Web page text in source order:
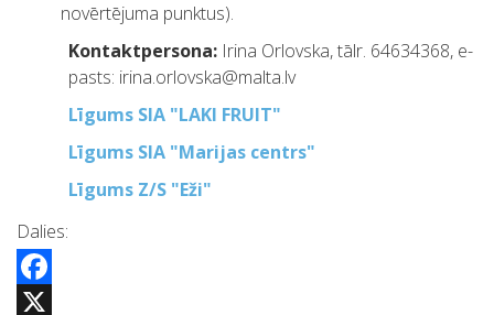
novērtējuma punktus).
Kontaktpersona: Irina Orlovska, tālr. 64634368, e-
pasts: irina.orlovska@malta.lv
Līgums SIA "LAKI FRUIT"
Līgums SIA "Marijas centrs"
Līgums Z/S "Eži"
Dalies:
Facebook